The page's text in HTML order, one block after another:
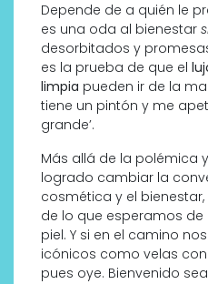
Depende de a quién le
es una oda al bienestar
desorbitados y
es la prueba de que el
limpia pueden ir de la
tiene un pintón y me
grande’.
Más allá de la polémica
logrado cambiar la
cosmética y el
de lo que esperamos
piel. Y si en el camino
icónicos como velas
pues oye. Bienvenido